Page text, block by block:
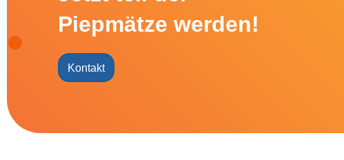
Piepmätze werden!
Kontakt